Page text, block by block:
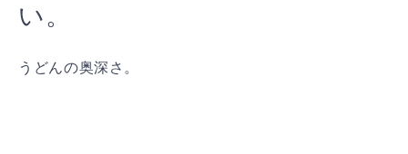
い。
うどんの奥深さ。